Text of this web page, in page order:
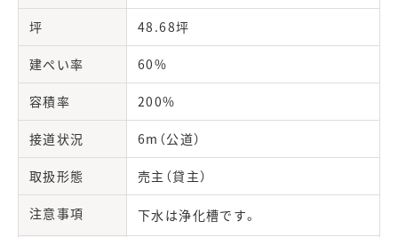
坪 48.68坪
建ぺい率 60%
容積率 200%
接道状況 6m（公道）
取扱形態 売主（貸主）
注意事項 下水は浄化槽です。